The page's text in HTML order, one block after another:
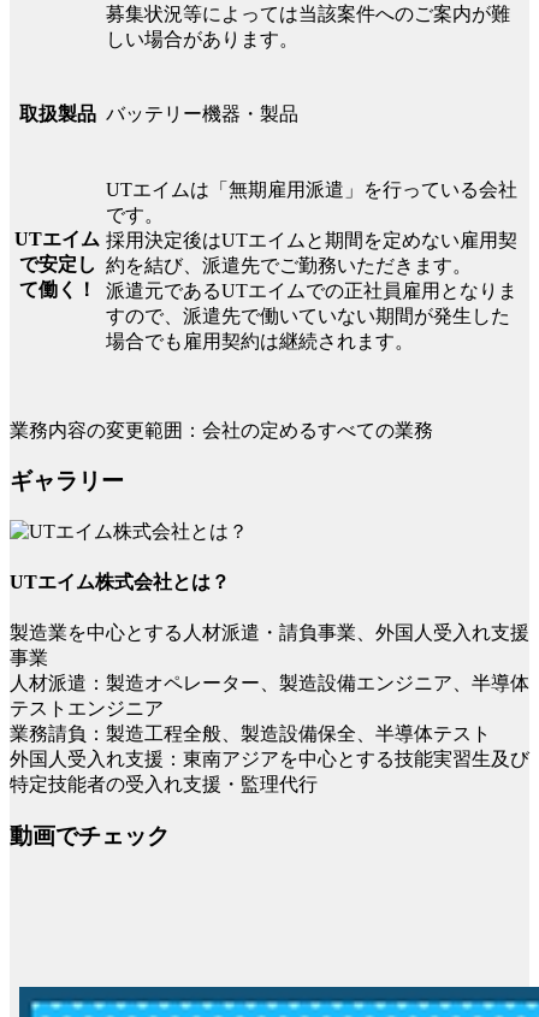
募集状況等によっては当該案件へのご案内が難
しい場合があります。
取扱製品 バッテリー機器・製品
UTエイム
で安定し
て働く！
UTエイムは「無期雇用派遣」を行っている会社
です。
採用決定後はUTエイムと期間を定めない雇用契
約を結び、派遣先でご勤務いただきます。
派遣元であるUTエイムでの正社員雇用となりま
すので、派遣先で働いていない期間が発生した
場合でも雇用契約は継続されます。
業務内容の変更範囲：会社の定めるすべての業務
ギャラリー
UTエイム株式会社とは？
製造業を中心とする人材派遣・請負事業、外国人受入れ支援
事業
人材派遣：製造オペレーター、製造設備エンジニア、半導体
テストエンジニア
業務請負：製造工程全般、製造設備保全、半導体テスト
外国人受入れ支援：東南アジアを中心とする技能実習生及び
特定技能者の受入れ支援・監理代行
動画でチェック